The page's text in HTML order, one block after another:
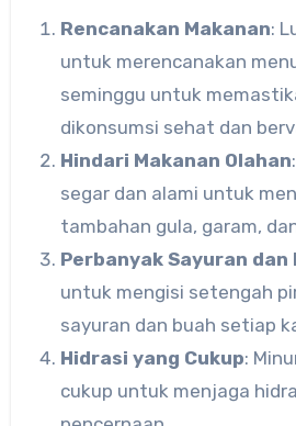
Rencanakan Makanan:
untuk merencanakan
seminggu untuk
dikonsumsi sehat dan
Hindari Makanan Olahan
segar dan alami untuk
tambahan gula, garam,
Perbanyak Sayuran dan
untuk mengisi setengah
sayuran dan buah setiap
Hidrasi yang Cukup:
cukup untuk menjaga